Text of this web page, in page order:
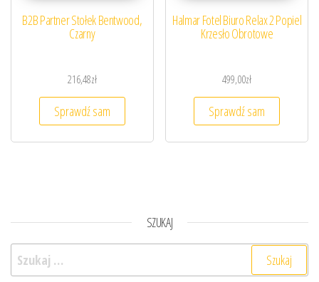
B2B Partner Stołek Bentwood,
Czarny
216,48zł
Sprawdź sam
Halmar Fotel Biuro Relax 2 Popiel
Krzesło Obrotowe
499,00zł
Sprawdź sam
SZUKAJ
Szukaj: